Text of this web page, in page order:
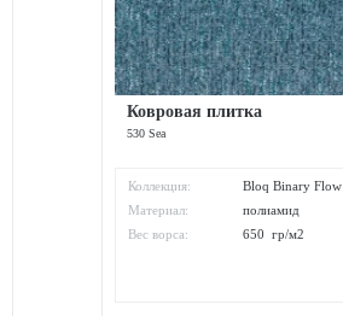
Ковровая плитка
530 Sea
Коллекция:
Bloq Binary Flow
Материал:
полиамид
Вес ворса:
650 гр/м2